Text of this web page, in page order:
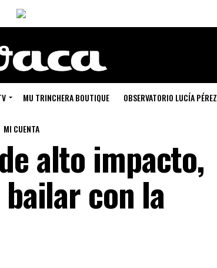
MU TRINCHERA BOUTIQUE OBSERVATORIO LUCÍA PÉREZ
MI CUENTA
alto impacto,
con la